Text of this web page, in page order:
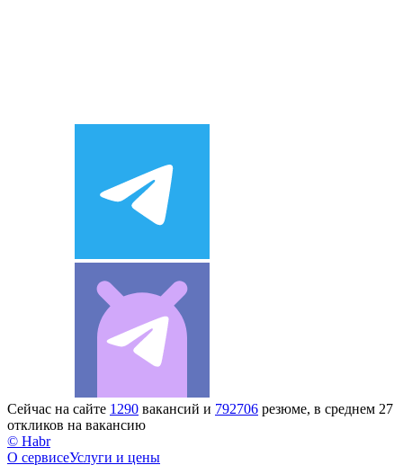
Сейчас на сайте 1290 вакансий и 792706 резюме, в среднем 27
откликов на вакансию
© Habr
О сервисеУслуги и цены